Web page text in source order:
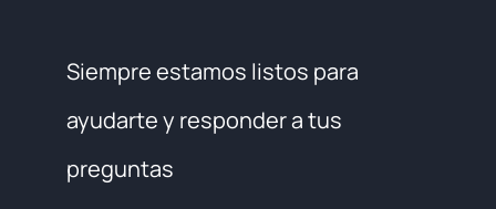
Siempre estamos listos para
ayudarte y responder a tus
preguntas